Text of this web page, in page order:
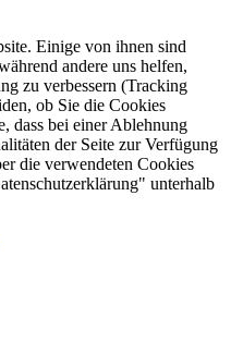
Einige von ihnen sind
andere uns helfen,
zu verbessern (Tracking
ob Sie die Cookies
dass bei einer Ablehnung
der Seite zur Verfügung
die verwendeten Cookies
unterhalb